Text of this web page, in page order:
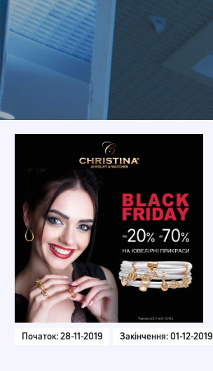
Початок: 28-11-2019 Закінчення: 01-12-2019